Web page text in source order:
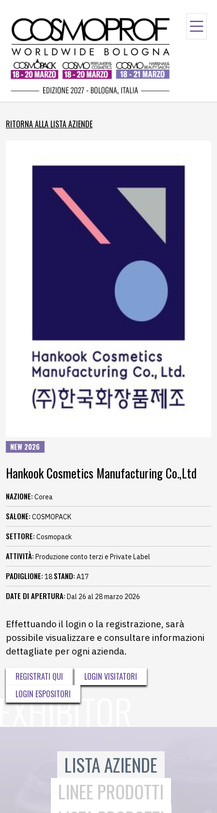
RITORNA ALLA LISTA AZIENDE
NEW 2026
Hankook Cosmetics Manufacturing Co.,Ltd
NAZIONE: Corea
SALONE: COSMOPACK
SETTORE: Cosmopack
ATTIVITÀ: Produzione conto terzi e Private Label
PADIGLIONE: 18 STAND: A17
DATE DI APERTURA: Dal 26 al 28 marzo 2026
Effettuando il login o la registrazione, sarà
possibile visualizzare e consultare informazioni
dettagliate per ogni azienda.
REGISTRATI QUI
LOGIN VISITATORI
LOGIN ESPOSITORI
LISTA AZIENDE
LINEE PRODOTTI